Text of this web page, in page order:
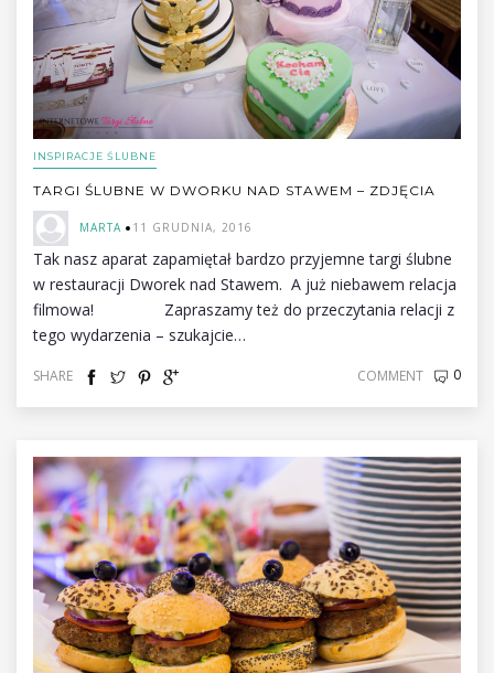
INSPIRACJE ŚLUBNE
TARGI ŚLUBNE W DWORKU NAD STAWEM – ZDJĘCIA
MARTA 11 GRUDNIA, 2016
Tak nasz aparat zapamiętał bardzo przyjemne targi ślubne
w restauracji Dworek nad Stawem. A już niebawem relacja
filmowa! Zapraszamy też do przeczytania relacji z
tego wydarzenia – szukajcie…
SHARE COMMENT 0